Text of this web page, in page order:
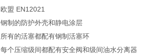
欧盟 EN12021
钢制的防护外壳和静电涂层
所有的活塞都配有钢制活塞环
每个压缩级间都配有安全阀和级间油水分离器